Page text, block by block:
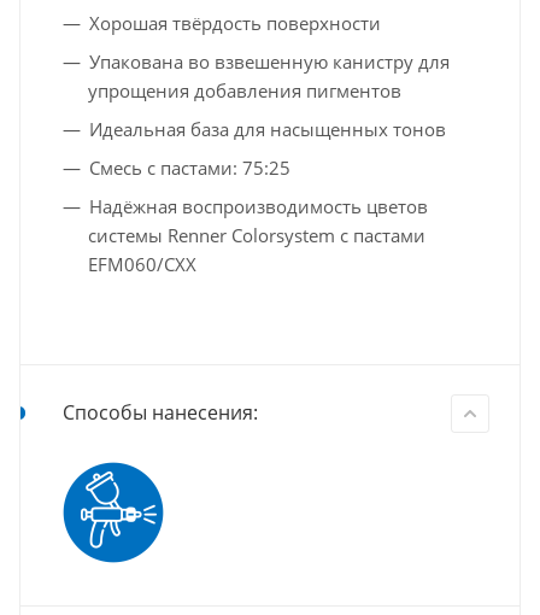
Хорошая твёрдость поверхности
Упакована во взвешенную канистру для
упрощения добавления пигментов
Идеальная база для насыщенных тонов
Смесь с пастами: 75:25
Надёжная воспроизводимость цветов
системы Renner Colorsystem с пастами
EFM060/CXX
Способы нанесения: